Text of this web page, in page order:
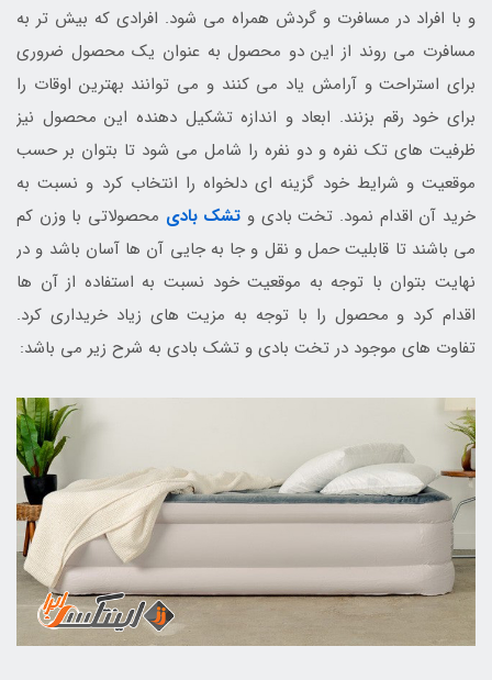
و با افراد در مسافرت و گردش همراه می شود. افرادی که بیش تر به
مسافرت می روند از این دو محصول به عنوان یک محصول ضروری
برای استراحت و آرامش یاد می کنند و می توانند بهترین اوقات را
برای خود رقم بزنند. ابعاد و اندازه تشکیل دهنده این محصول نیز
ظرفیت های تک نفره و دو نفره را شامل می شود تا بتوان بر حسب
موقعیت و شرایط خود گزینه ای دلخواه را انتخاب کرد و نسبت به
خرید آن اقدام نمود. تخت بادی و تشک بادی محصولاتی با وزن کم
می باشند تا قابلیت حمل و نقل و جا به جایی آن ها آسان باشد و در
نهایت بتوان با توجه به موقعیت خود نسبت به استفاده از آن ها
اقدام کرد و محصول را با توجه به مزیت های زیاد خریداری کرد.
تفاوت های موجود در تخت بادی و تشک بادی به شرح زیر می باشد: